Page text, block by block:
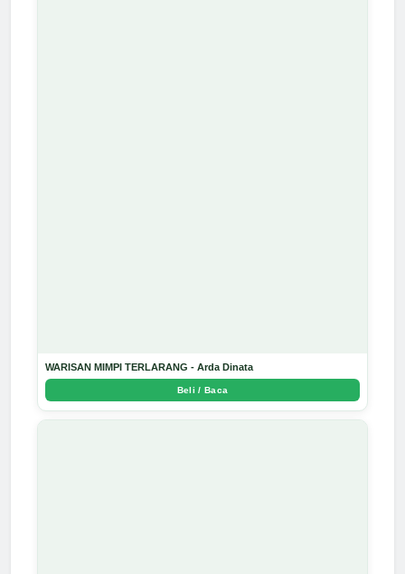
WARISAN MIMPI TERLARANG - Arda Dinata
Beli / Baca